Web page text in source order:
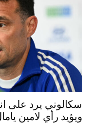
سكالوني يرد على
ويؤيد رأي لامين